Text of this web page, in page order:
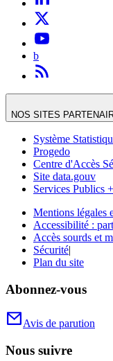
b
NOS SITES
Système
Progedo
Centre d'Accès
Site data.gouv
Services Publics +
Mentions légales
Accessibilité :
Accès sourds et
Sécurité|
Plan du site
Abonnez-vous
Avis de parution
Nous suivre